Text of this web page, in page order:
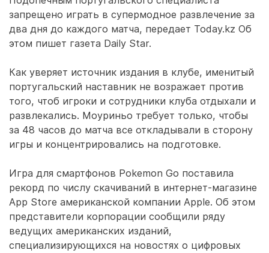
запрещено играть в супермодное развлечение за
два дня до каждого матча, передает Today.kz Об
этом пишет газета Daily Star.
Как уверяет источник издания в клубе, именитый
португальский наставник не возражает против
того, чтоб игроки и сотрудники клуба отдыхали и
развлекались. Моуриньо требует только, чтобы
за 48 часов до матча все откладывали в сторону
игры и концентрировались на подготовке.
Игра для смартфонов Pokemon Go поставила
рекорд по числу скачиваний в интернет-магазине
App Store американской компании Apple. Об этом
представители корпорации сообщили ряду
ведущих американских изданий,
специализирующихся на новостях о цифровых